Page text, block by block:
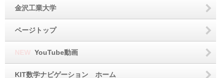
金沢工業大学
ページトップ
NEW YouTube動画
KIT数学ナビゲーション ホーム